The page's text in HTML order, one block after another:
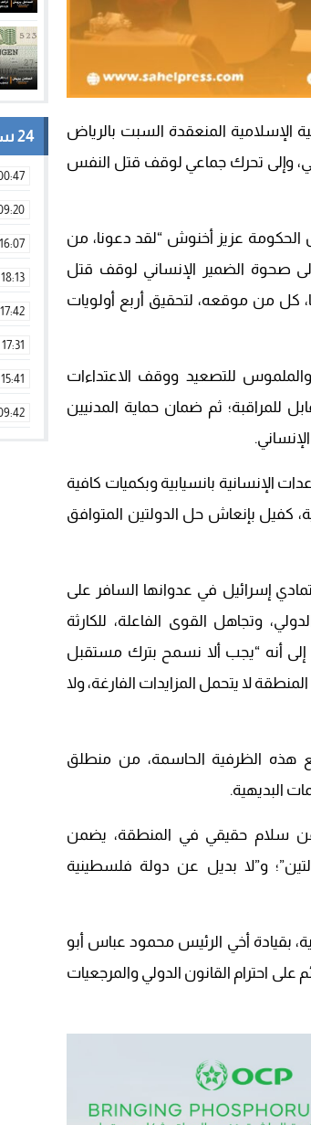
الإسلامية المنعقدة السبت بالرياض
وإلى تحرك جماعي لوقف قتل النفس
عزيز أخنوش “لقد دعونا، من
إلى صحوة الضمير الإنساني لوقف قتل
كل من موقعه، لتحقيق أربع أولويات
للتصعيد ووقف الاعتداءات
للمراقبة؛ ثم ضمان حماية المدنيين
الإنسانية بانسيابية وبكميات كافية
كفيل بإنعاش حل الدولتين المتوافق
إسرائيل في عدوانها السافر على
وتجاهل القوى الفاعلة، للكارثة
إلى أنه “يجب ألا نسمح بترك مستقبل
لا يتحمل المزايدات الفارغة، ولا
هذه الظرفية الحاسمة، من منطلق
البديهية.
سلام حقيقي في المنطقة، يضمن
و”لا بديل عن دولة فلسطينية
بقيادة أخي الرئيس محمود عباس أبو
احترام القانون الدولي والمرجعيات
24 ساعة
16:07
18:13
17:42
17:31
15:41